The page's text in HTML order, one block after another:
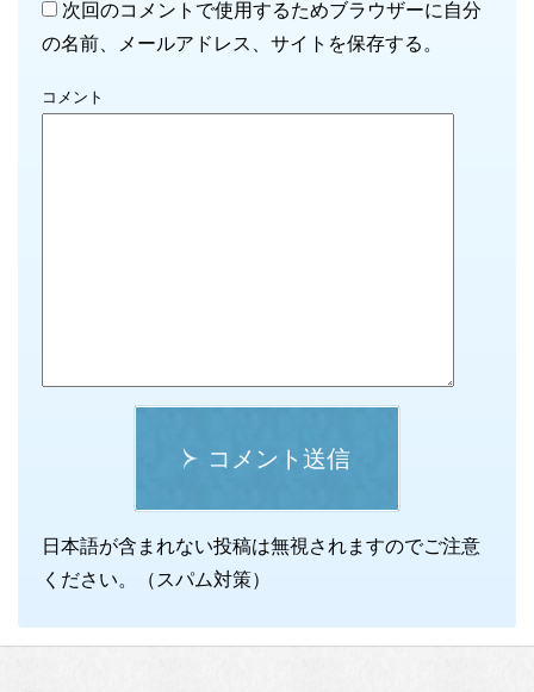
次回のコメントで使用するためブラウザーに自分
の名前、メールアドレス、サイトを保存する。
コメント
コメント送信
日本語が含まれない投稿は無視されますのでご注意
ください。（スパム対策）